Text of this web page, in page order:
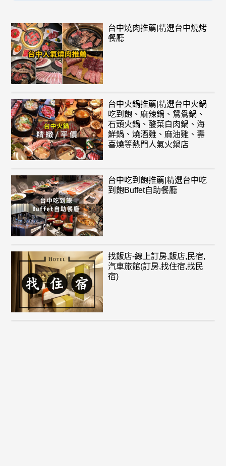
台中燒肉推薦|精選台中燒烤
餐廳
台中火鍋推薦|精選台中火鍋
吃到飽、麻辣鍋、鴛鴦鍋、
石頭火鍋、酸菜白肉鍋、海
鮮鍋、燒酒雞、麻油雞、壽
喜燒等熱門人氣火鍋店
台中吃到飽推薦|精選台中吃
到飽Buffet自助餐廳
找飯店-線上訂房,飯店,民宿,
汽車旅館(訂房,找住宿,找民
宿)